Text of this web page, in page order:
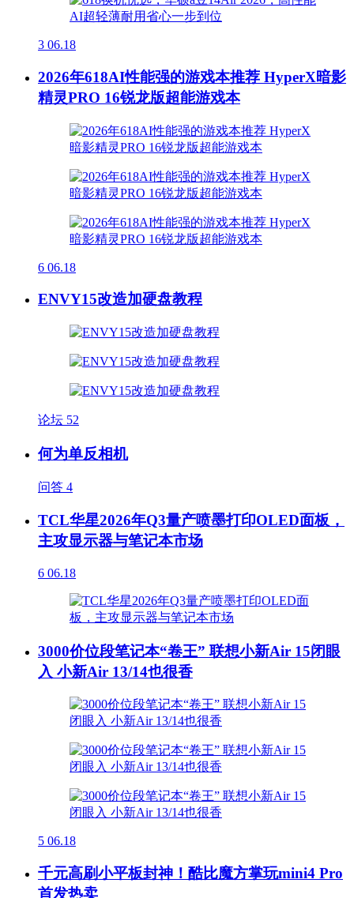
3 06.18
2026年618AI性能强的游戏本推荐 HyperX暗影
精灵PRO 16锐龙版超能游戏本
6 06.18
ENVY15改造加硬盘教程
论坛 52
何为单反相机
问答 4
TCL华星2026年Q3量产喷墨打印OLED面板，
主攻显示器与笔记本市场
6 06.18
3000价位段笔记本“卷王” 联想小新Air 15闭眼
入 小新Air 13/14也很香
5 06.18
千元高刷小平板封神！酷比魔方掌玩mini4 Pro
首发热卖